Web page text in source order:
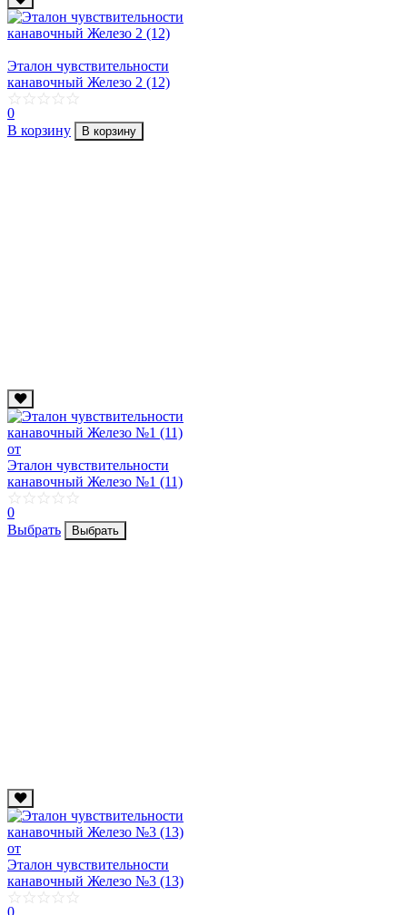
Эталон чувствительности
канавочный Железо 2 (12)
0
В корзину
В корзину
от
Эталон чувствительности
канавочный Железо №1 (11)
0
Выбрать
Выбрать
от
Эталон чувствительности
канавочный Железо №3 (13)
0